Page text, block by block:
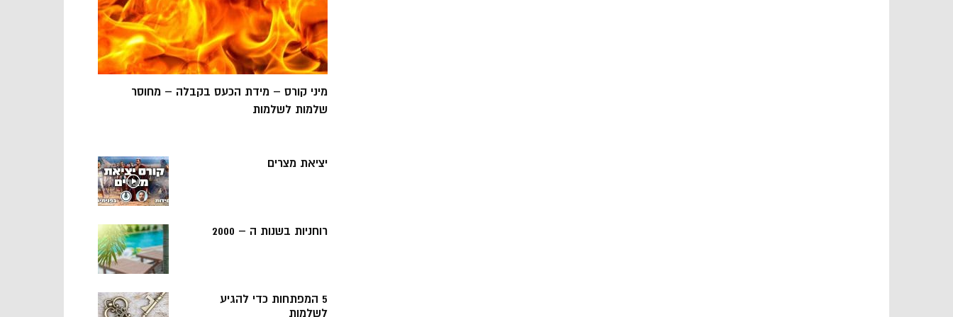
מיני קורס – מידת הכעס בקבלה – מחוסר
שלמות לשלמות
יציאת מצרים
רוחניות בשנות ה – 2000
5 המפתחות כדי להגיע
לשלמות